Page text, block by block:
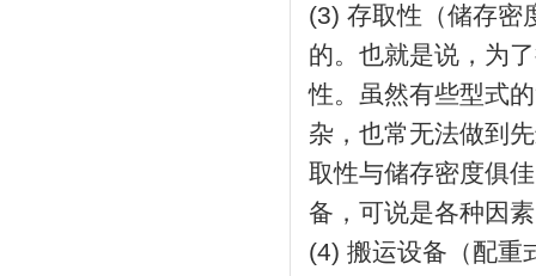
(3) 存取性（储存密
的。也就是说，为
性。虽然有些型式
杂，也常无法做到
取性与储存密度俱
备，可说是各种因
(4) 搬运设备（配重